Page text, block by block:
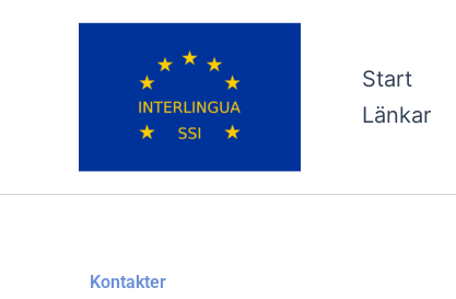
Start
Länkar
Kontakter